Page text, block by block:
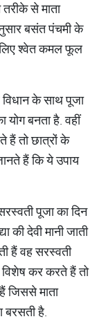
से माता
बसंत पंचमी के
लिए श्वेत कमल फूल
विधान के साथ पूजा
बनता है. वहीं
हैं तो छात्रों के
हैं कि ये उपाय
पूजा का दिन
की देवी मानी जाती
हैं वह सरस्वती
विशेष कर करते हैं तो
जिससे माता
बरसती है.